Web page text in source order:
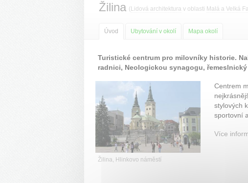
Žilina ( Lidová architektura v oblasti Malá a Velká
Úvod Ubytování v okolí Mapa okolí
Turistické centrum pro milovníky historie.
radnici, Neologickou synagogu,
Žilina, Hlinkovo náměstí
Centrem
stylových
sportovní
Více